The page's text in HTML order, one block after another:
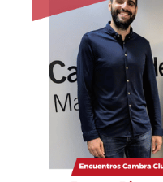
Empresa líder en
online. Ha